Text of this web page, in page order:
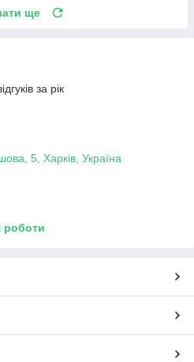
ще
за рік
5, Харків, Україна
роботи